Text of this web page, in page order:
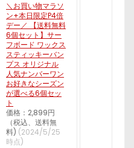
＼お買い物マラソ
ン+本日限定P4倍
デー／ 【送料無料
6個セット】サー
フボード ワックス
スティッキーバン
プス オリジナル
人気ナンバーワン
お好きなシーズン
が選べる6個セッ
ト
価格：2,899円
（税込、送料無
料) (2024/5/25
時点)